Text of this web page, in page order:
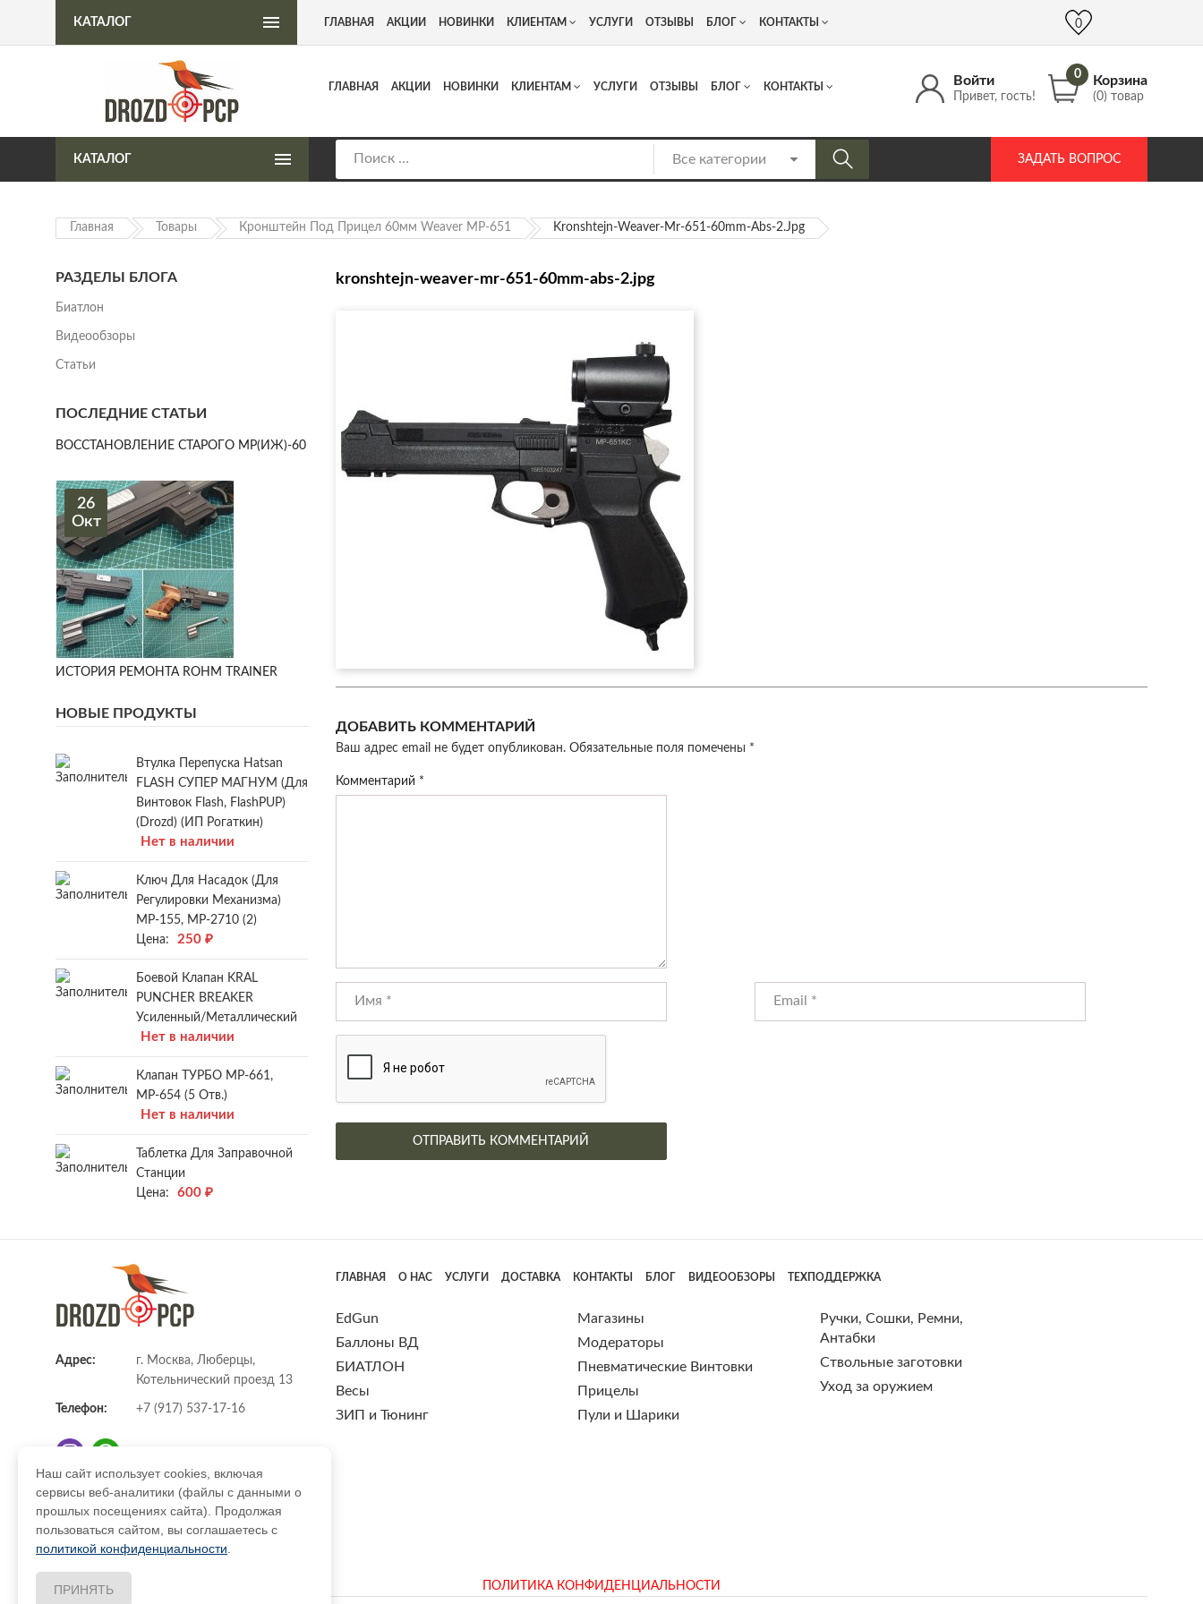
Интернет-магазин пневматического оружия Адрес: г. Москва, Люберцы, Котельнический проезд 13 +7 (917) 537 17 16 info@DrozdPcp.ru
Войти
Привет, гость!
0 Корзина
(0) товар
ГЛАВНАЯ АКЦИИ НОВИНКИ КЛИЕНТАМ УСЛУГИ ОТЗЫВЫ БЛОГ КОНТАКТЫ
КАТАЛОГ ЗАДАТЬ ВОПРОС
КАТАЛОГ ГЛАВНАЯ АКЦИИ НОВИНКИ КЛИЕНТАМ УСЛУГИ ОТЗЫВЫ БЛОГ КОНТАКТЫ 0
Главная Товары Кронштейн Под Прицел 60мм Weaver МР-651 Kronshtejn-Weaver-Mr-651-60mm-Abs-2.jpg
kronshtejn-weaver-mr-651-60mm-abs-2.jpg
ДОБАВИТЬ КОММЕНТАРИЙ
Ваш адрес email не будет опубликован. Обязательные поля помечены *
Комментарий *
РАЗДЕЛЫ БЛОГА
Биатлон
Видеообзоры
Статьи
ПОСЛЕДНИЕ СТАТЬИ
ВОССТАНОВЛЕНИЕ СТАРОГО МР(ИЖ)-60
26
Окт
ИСТОРИЯ РЕМОНТА ROHM TRAINER
НОВЫЕ ПРОДУКТЫ
Втулка Перепуска Hatsan
FLASH СУПЕР МАГНУМ (для
Винтовок Flash, FlashPUP)
(Drozd) (ИП Рогаткин)
Нет в наличии
Ключ Для Насадок (для
Регулировки Механизма)
МР-155, МР-2710 (2)
Цена:
250 ₽
Боевой Клапан KRAL
PUNCHER BREAKER
Усиленный/металлический
Нет в наличии
Клапан ТУРБО МР-661,
МР-654 (5 Отв.)
Нет в наличии
Таблетка Для Заправочной
Станции
Цена:
600 ₽
Адрес:
г. Москва, Люберцы,
Котельнический проезд 13
Телефон: +7 (917) 537-17-16
E-mail: info@DrozdPcp.ru
ГЛАВНАЯ О НАС УСЛУГИ ДОСТАВКА КОНТАКТЫ БЛОГ ВИДЕООБЗОРЫ ТЕХПОДДЕРЖКА
EdGun
Баллоны ВД
БИАТЛОН
Весы
ЗИП и Тюнинг
Магазины
Модераторы
Пневматические Винтовки
Прицелы
Пули и Шарики
Ручки, Сошки, Ремни,
Антабки
Ствольные заготовки
Уход за оружием
ПОЛИТИКА КОНФИДЕНЦИАЛЬНОСТИ
Наш сайт использует cookies, включая
сервисы веб-аналитики (файлы с данными о
прошлых посещениях сайта). Продолжая
пользоваться сайтом, вы соглашаетесь с
политикой конфиденциальности
ПРИНЯТЬ